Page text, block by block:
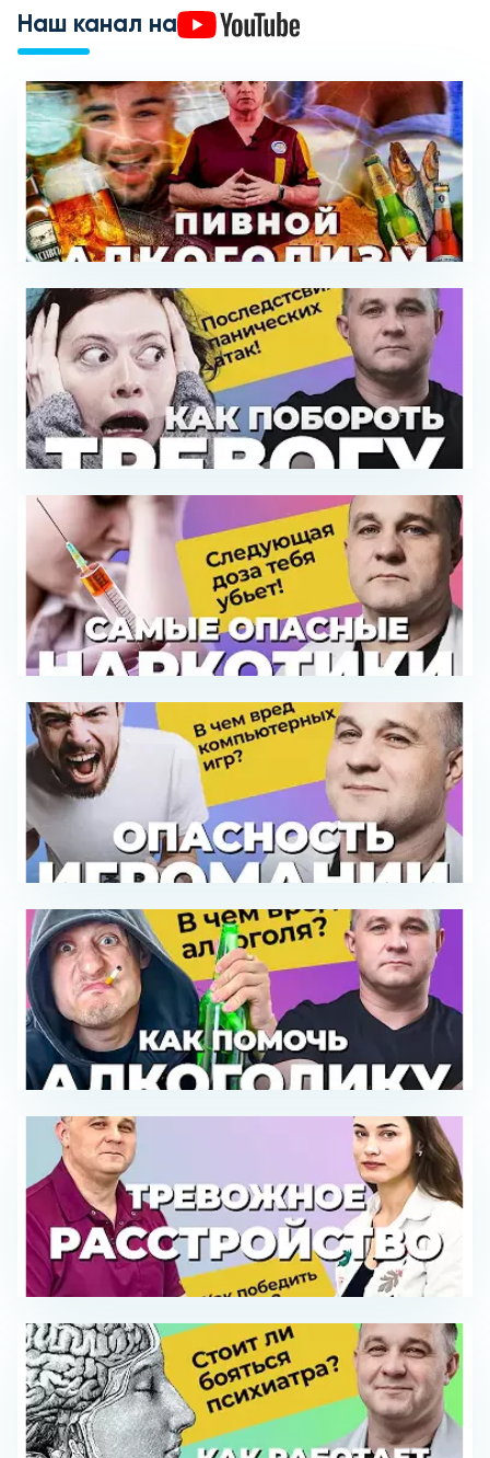
Наш канал на